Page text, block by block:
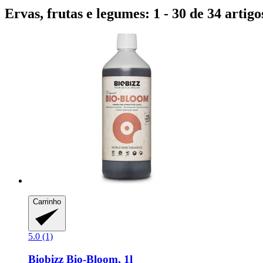
Ervas, frutas e legumes: 1 - 30 de 34
Carrinho
5.0 (1)
Biobizz Bio-​Bloom, 1l